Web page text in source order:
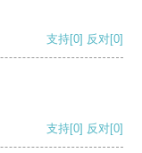
支持[0] 反对[0]
支持[0] 反对[0]